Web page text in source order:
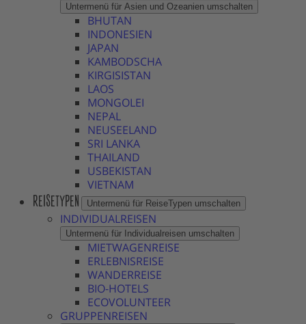
Untermenü für Asien und Ozeanien umschalten
BHUTAN
INDONESIEN
JAPAN
KAMBODSCHA
KIRGISISTAN
LAOS
MONGOLEI
NEPAL
NEUSEELAND
SRI LANKA
THAILAND
USBEKISTAN
VIETNAM
REISETYPEN Untermenü für ReiseTypen umschalten
INDIVIDUALREISEN
Untermenü für Individualreisen umschalten
MIETWAGENREISE
ERLEBNISREISE
WANDERREISE
BIO-HOTELS
ECOVOLUNTEER
GRUPPENREISEN